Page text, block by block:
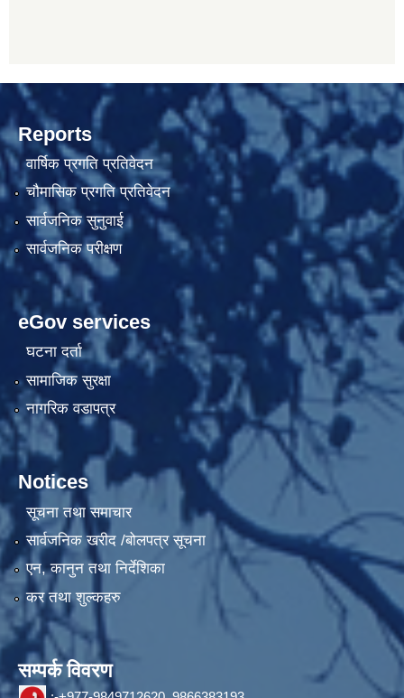
Reports
वार्षिक प्रगति प्रतिवेदन
चौमासिक प्रगति प्रतिवेदन
सार्वजनिक सुनुवाई
सार्वजनिक परीक्षण
eGov services
घटना दर्ता
सामाजिक सुरक्षा
नागरिक वडापत्र
Notices
सूचना तथा समाचार
सार्वजनिक खरीद /बोलपत्र सूचना
एन, कानुन तथा निर्देशिका
कर तथा शुल्कहरु
सम्पर्क विवरण